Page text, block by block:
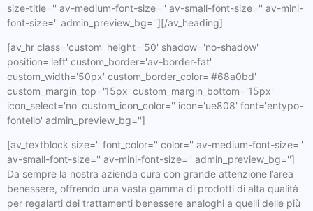
size-title='' av-medium-font-size='' av-small-font-size='' av-mini-
font-size='' admin_preview_bg=''][/av_heading]
[av_hr class='custom' height='50' shadow='no-shadow'
position='left' custom_border='av-border-fat'
custom_width='50px' custom_border_color='#68a0bd'
custom_margin_top='15px' custom_margin_bottom='15px'
icon_select='no' custom_icon_color='' icon='ue808' font='entypo-
fontello' admin_preview_bg='']
[av_textblock size='' font_color='' color='' av-medium-font-size=''
av-small-font-size='' av-mini-font-size='' admin_preview_bg='']
Da sempre la nostra azienda cura con grande attenzione l’area
benessere, offrendo una vasta gamma di prodotti di alta qualità
per regalarti dei trattamenti benessere analoghi a quelli delle più